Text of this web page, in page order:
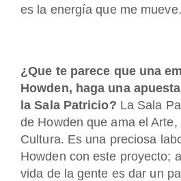
es la energía que me mueve.
¿Que te parece que una
Howden, haga una
la Sala Patricio? La Sala
de Howden que ama el
Cultura. Es una preciosa
Howden con este proyecto;
vida de la gente es dar un